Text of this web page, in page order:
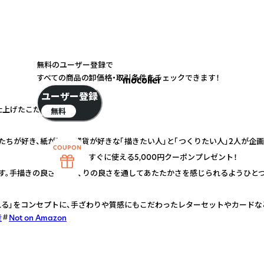
mocolier
げたこだわりの紙雑貨
が好き、紙が好き、雑貨が好きな「描きたい人」と「つくりたい人」2人が企
手描きの良さ・手づくりの良さを通してあたたかさを感じられるようひと
る」をコンセプトに、手ざわりや質感にもこだわったレターセットやカード
Not on Amazon
無料のユーザー登録で
すべての商品の卸価格・取引条件をチェックできます！
ユーザー登録
無料
すぐに使える5,000円クーポンプレゼント！